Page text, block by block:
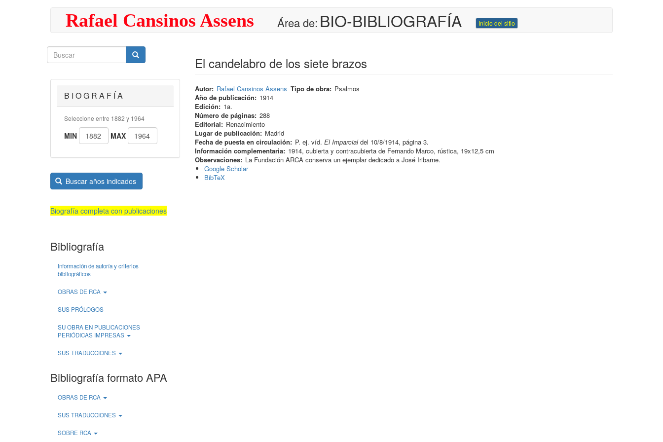
Rafael Cansinos Assens Área de: BIO-BIBLIOGRAFÍA Inicio del sitio
Buscar
Buscar
Buscar
B I O G R A F Í A
Seleccione entre 1882 y 1964
MIN MAX
Buscar años indicados
Biografía completa con publicaciones
Bibliografía
Información de autoría y criterios
bibliográficos
OBRAS DE RCA
SUS PRÓLOGOS
SU OBRA EN PUBLICACIONES
PERIÓDICAS IMPRESAS
SUS TRADUCCIONES
Bibliografía formato APA
OBRAS DE RCA
SUS TRADUCCIONES
SOBRE RCA
El candelabro de los siete brazos
Autor Rafael Cansinos Assens Tipo de obra
Psalmos
Año de publicación
1914
Edición
1a.
Número de páginas 288
Editorial
Renacimiento
Lugar de publicación
Madrid
Fecha de puesta en circulación
P. ej. víd. El Imparcialdel 10/8/1914, página 3.
Información complementaria
1914, cubierta y contracubierta de Fernando Marco, rústica, 19x12,5 cm
Observaciones
La Fundación ARCA conserva un ejemplar dedicado a José Iribarne.
Google Scholar
BibTeX